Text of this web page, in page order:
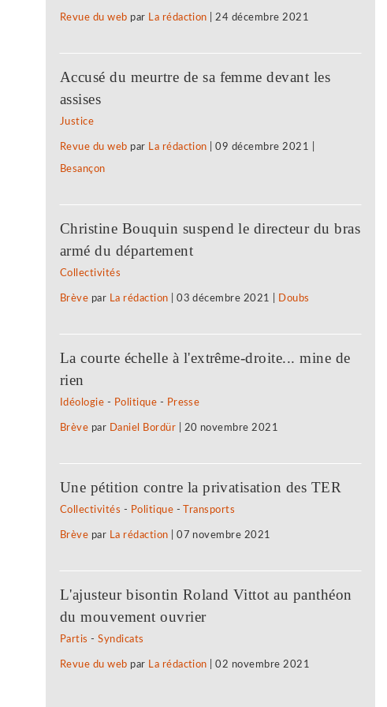
Revue du web par La rédaction 24 décembre 2021
Accusé du meurtre de sa femme devant les
assises
Justice
Revue du web par La rédaction |09 décembre 2021
Besançon
Christine Bouquin suspend le directeur du bras
armé du département
Collectivités
Brève par La rédaction |03 décembre 2021 Doubs
La courte échelle à l'extrême-droite... mine de
rien
Idéologie - Politique - Presse
Brève par Daniel Bordür 20 novembre 2021
Une pétition contre la privatisation des TER
Collectivités - Politique - Transports
Brève par La rédaction |07 novembre 2021
L'ajusteur bisontin Roland Vittot au panthéon
du mouvement ouvrier
Partis -Syndicats
Revue du web par La rédaction |02 novembre 2021